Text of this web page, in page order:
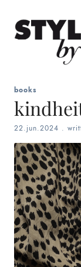
books
22.jun.2024 .